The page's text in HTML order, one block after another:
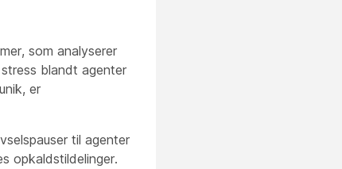
som analyserer
blandt agenter
er
til agenter
opkaldstildelinger.